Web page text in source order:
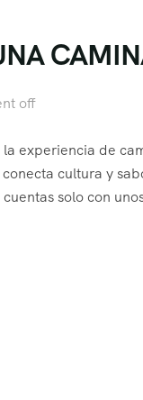
off
experiencia de
cultura y
solo con